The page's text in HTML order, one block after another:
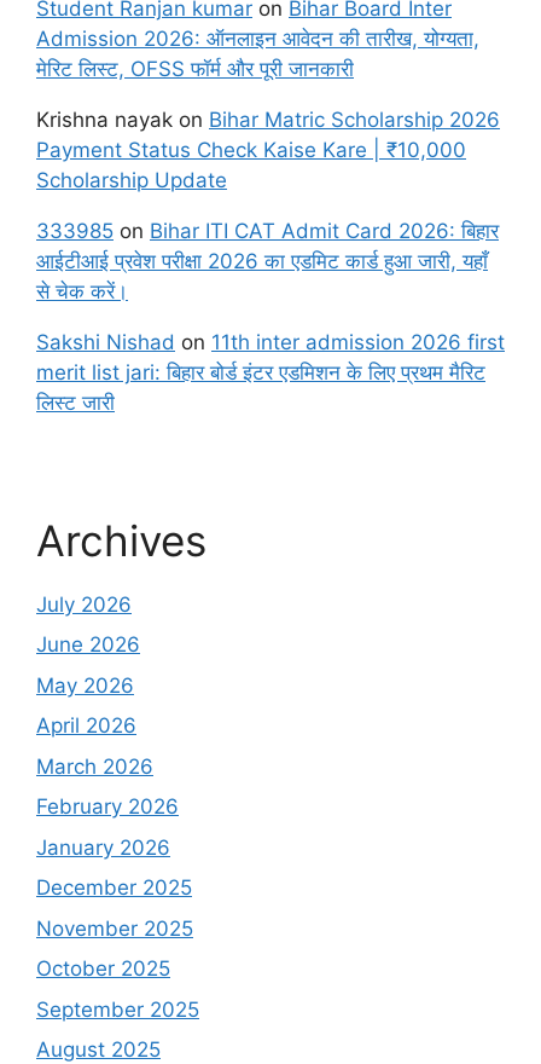
Student Ranjan kumar on Bihar Board Inter
Admission 2026: ऑनलाइन आवेदन की तारीख, योग्यता,
मेरिट लिस्ट, OFSS फॉर्म और पूरी जानकारी
Krishna nayak on Bihar Matric Scholarship 2026
Payment Status Check Kaise Kare | ₹10,000
Scholarship Update
333985 on Bihar ITI CAT Admit Card 2026: बिहार
आईटीआई प्रवेश परीक्षा 2026 का एडमिट कार्ड हुआ जारी, यहाँ
से चेक करें।
Sakshi Nishad on 11th inter admission 2026 first
merit list jari: बिहार बोर्ड इंटर एडमिशन के लिए प्रथम मैरिट
लिस्ट जारी
Archives
July 2026
June 2026
May 2026
April 2026
March 2026
February 2026
January 2026
December 2025
November 2025
October 2025
September 2025
August 2025